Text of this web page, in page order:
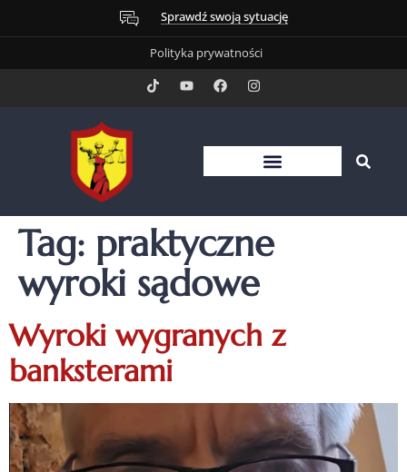
Sprawdź swoją sytuację
Polityka prywatności
Tag: praktyczne
wyroki sądowe
Wyroki wygranych z
banksterami